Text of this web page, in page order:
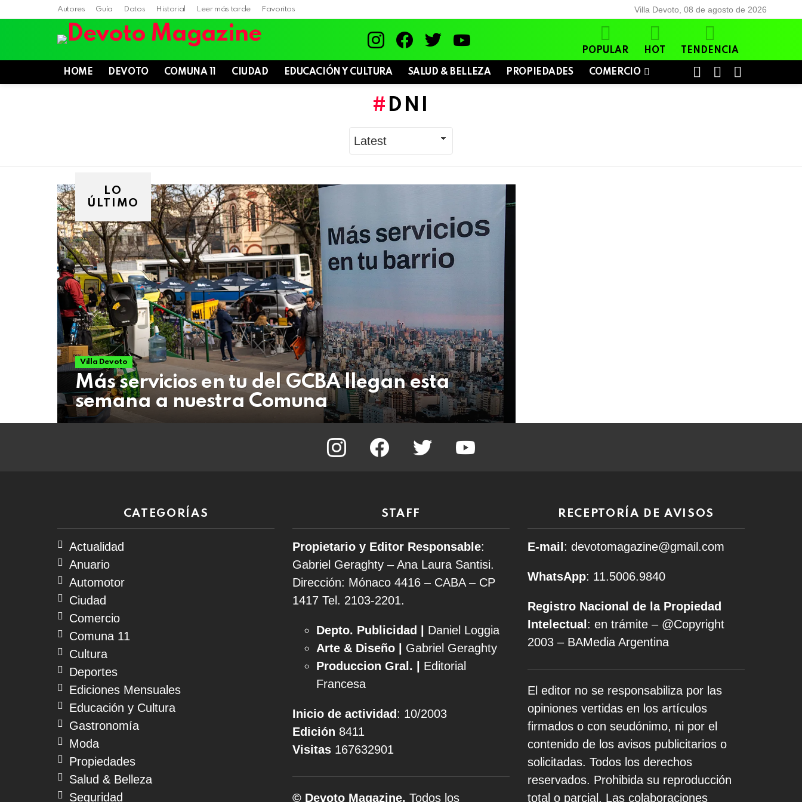
Autores Guía Datos Historial Leer más tarde Favoritos Villa Devoto, 08 de agosto de 2026
POPULAR HOT TENDENCIA
HOME DEVOTO COMUNA 11 CIUDAD EDUCACIÓN Y CULTURA SALUD & BELLEZA PROPIEDADES COMERCIO
SWITCH
DNI
LO
ÚLTIMO
Villa Devoto
Más servicios en tu del GCBA llegan esta
semana a nuestra Comuna
instagram facebook twitter
CATEGORÍAS
Actualidad
Anuario
Automotor
Ciudad
Comercio
Comuna 11
Cultura
Deportes
Ediciones Mensuales
Educación y Cultura
Gastronomía
Moda
Propiedades
Salud & Belleza
Seguridad
STAFF
Propietario y Editor Responsable:
Gabriel Geraghty – Ana Laura Santisi.
Dirección: Mónaco 4416 – CABA – CP
1417 Tel. 2103-2201.
Depto. Publicidad |
Daniel Loggia
Arte & Diseño | Gabriel Geraghty
Produccion Gral. |
Editorial
Francesa
Inicio de actividad : 10/2003
Edición 8411
Visitas 167632901
© Devoto Magazine. Todos los
RECEPTORÍA DE AVISOS
E-mail : devotomagazine@gmail.com
WhatsApp: 11.5006.9840
Registro Nacional de la Propiedad
Intelectual : en trámite – @Copyright
2003 – BAMedia Argentina
El editor no se responsabiliza por las
opiniones vertidas en los artículos
firmados o con seudónimo, ni por el
contenido de los avisos publicitarios o
solicitadas. Todos los derechos
reservados. Prohibida su reproducción
total o parcial. Las colaboraciones
Villa
Devoto,
08
de
agosto
de
2026